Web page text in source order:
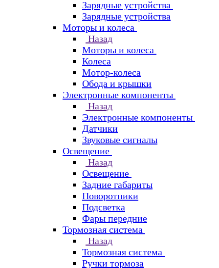
Зарядные устройства
Зарядные устройства
Моторы и колеса
Назад
Моторы и колеса
Колеса
Мотор-колеса
Обода и крышки
Электронные компоненты
Назад
Электронные компоненты
Датчики
Звуковые сигналы
Освещение
Назад
Освещение
Задние габариты
Поворотники
Подсветка
Фары передние
Тормозная система
Назад
Тормозная система
Ручки тормоза